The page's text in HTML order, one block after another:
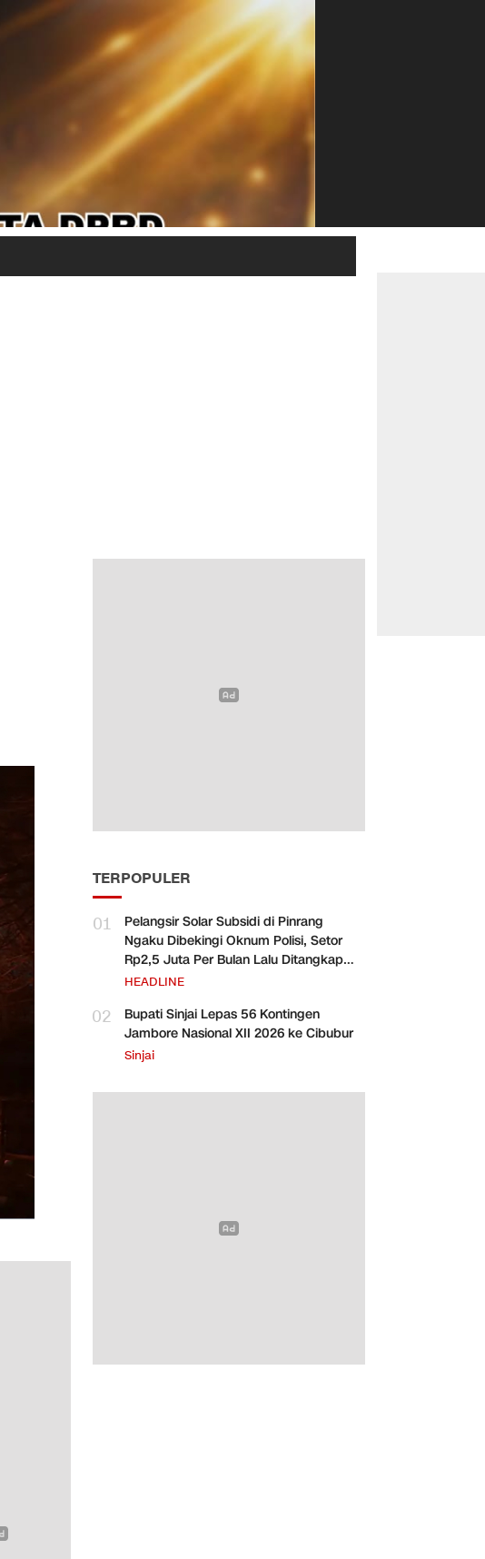
TERPOPULER
01
Pelangsir Solar Subsidi di Pinrang
Ngaku Dibekingi Oknum Polisi, Setor
Rp2,5 Juta Per Bulan Lalu Ditangkap
Saat Telat Bayar
HEADLINE
02
Bupati Sinjai Lepas 56 Kontingen
Jambore Nasional XII 2026 ke Cibubur
Sinjai